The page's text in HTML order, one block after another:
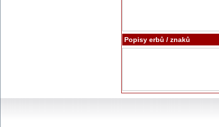
Popisy erbů / znaků